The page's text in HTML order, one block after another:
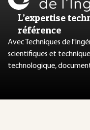
L’expertise
référence
Avec Techniques de
scientifiques et
technologique,